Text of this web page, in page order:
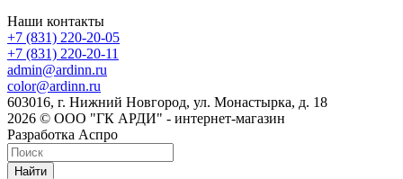
Наши контакты
+7 (831) 220-20-05
+7 (831) 220-20-11
admin@ardinn.ru
color@ardinn.ru
603016, г. Нижний Новгород, ул. Монастырка, д. 18
2026 © ООО "ГК АРДИ" - интернет-магазин
Разработка Аспро
Найти